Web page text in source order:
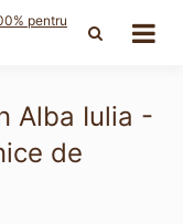
pentru
Alba Iulia -
de